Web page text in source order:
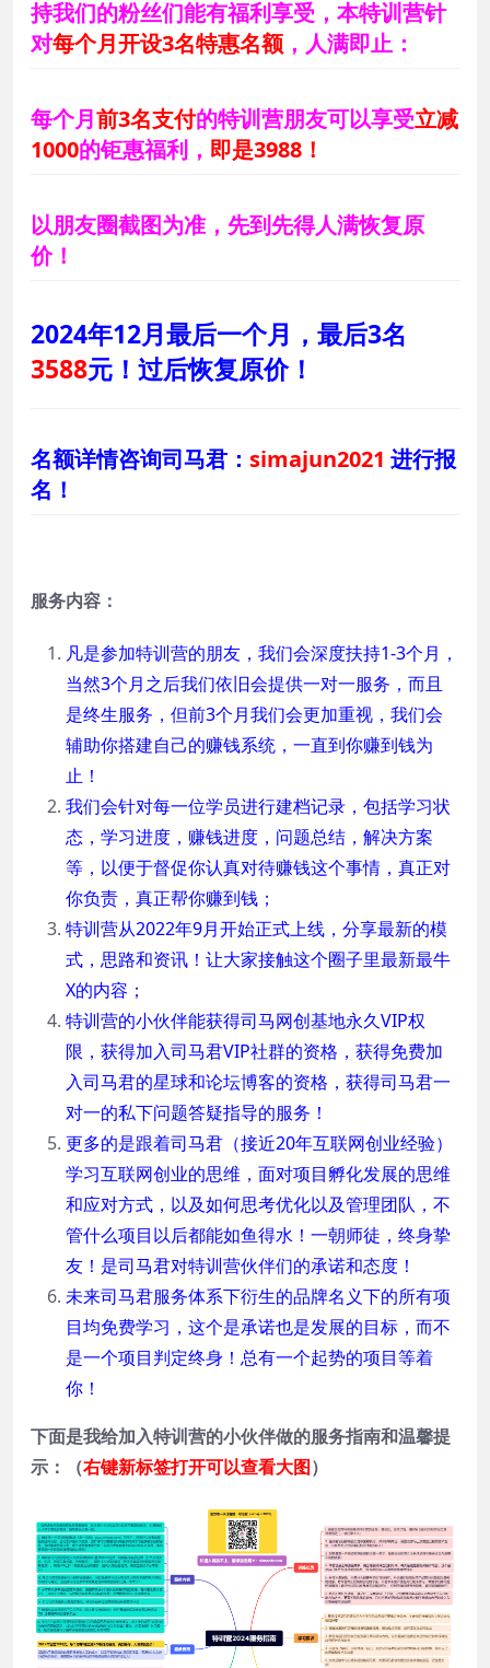
持我们的粉丝们能有福利享受，本特训营针
对每个月开设3名特惠名额 ，人满即止：
每个月前3名支付的特训营朋友可以享受立减
1000的钜惠福利， 即是3988！
以朋友圈截图为准，先到先得人满恢复原
价！
2024年12月最后一个月，最后3名
3588元！过后恢复原价！
名额详情咨询司马君： simajun2021 进行报
名！
服务内容：
凡是参加特训营的朋友，我们会深度扶持1-3个月，
当然3个月之后我们依旧会提供一对一服务，而且
是终生服务，但前3个月我们会更加重视，我们会
辅助你搭建自己的赚钱系统，一直到你赚到钱为
止！
我们会针对每一位学员进行建档记录，包括学习状
态，学习进度，赚钱进度，问题总结，解决方案
等，以便于督促你认真对待赚钱这个事情，真正对
你负责，真正帮你赚到钱；
特训营从2022年9月开始正式上线，分享最新的模
式，思路和资讯！让大家接触这个圈子里最新最牛
X的内容；
特训营的小伙伴能获得司马网创基地永久VIP权
限，获得加入司马君VIP社群的资格，获得免费加
入司马君的星球和论坛博客的资格，获得司马君一
对一的私下问题答疑指导的服务！
更多的是跟着司马君（接近20年互联网创业经验）
学习互联网创业的思维，面对项目孵化发展的思维
和应对方式，以及如何思考优化以及管理团队，不
管什么项目以后都能如鱼得水！一朝师徒，终身挚
友！是司马君对特训营伙伴们的承诺和态度！
未来司马君服务体系下衍生的品牌名义下的所有项
目均免费学习，这个是承诺也是发展的目标，而不
是一个项目判定终身！总有一个起势的项目等着
你！
下面是我给加入特训营的小伙伴做的服务指南和温馨提
示：（右键新标签打开可以查看大图）